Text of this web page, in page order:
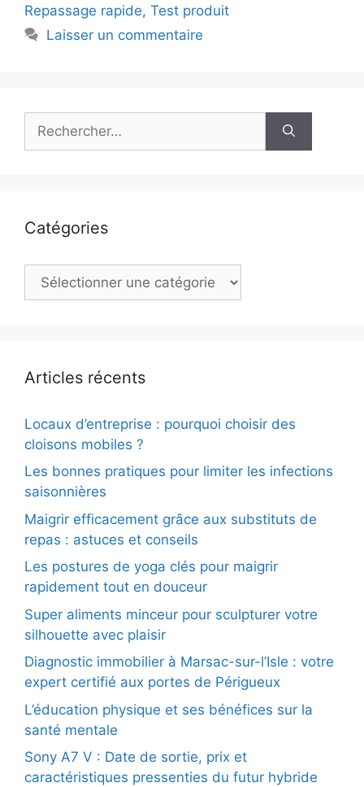
Repassage rapide, Test produit
Laisser un commentaire
Catégories
Catégories
Articles récents
Locaux d’entreprise : pourquoi choisir des
cloisons mobiles ?
Les bonnes pratiques pour limiter les infections
saisonnières
Maigrir efficacement grâce aux substituts de
repas : astuces et conseils
Les postures de yoga clés pour maigrir
rapidement tout en douceur
Super aliments minceur pour sculpturer votre
silhouette avec plaisir
Diagnostic immobilier à Marsac-sur-l’Isle : votre
expert certifié aux portes de Périgueux
L’éducation physique et ses bénéfices sur la
santé mentale
Sony A7 V : Date de sortie, prix et
caractéristiques pressenties du futur hybride